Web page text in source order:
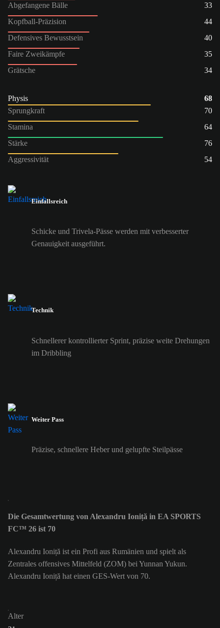
Abgefangene Bälle
33
Kopfball-Präzision
44
Defensives Bewusstsein
40
Faire Zweikämpfe
35
Grätsche
34
Physis
68
Sprungkraft
70
Stamina
64
Stärke
76
Aggressivität
54
Einfallsreich
Schicke und Trivela-Pässe werden mit verbesserter
Genauigkeit ausgeführt.
Technik
Schnellerer kontrollierter Sprint, präzise weite Drehungen
im Dribbling
Weiter Pass
Präzise, schnellere Heber und gelupfte Steilpässe
Die Gesamtwertung von Alexandru Ioniță in EA SPORTS
FC™ 26 ist 70
Alexandru Ioniță ist ein Profi aus Rumänien und spielt als
Zentrales offensives Mittelfeld (ZOM) bei Yunnan Yukun.
Alexandru Ioniță hat einen GES-Wert von 70.
Alter